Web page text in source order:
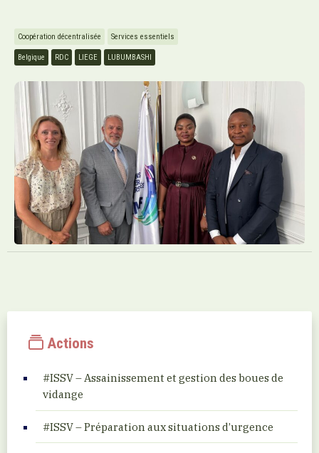
Coopération décentralisée Services essentiels
Belgique RDC LIEGE LUBUMBASHI
Actions
#ISSV – Assainissement et gestion des boues de
vidange
#ISSV – Préparation aux situations d’urgence